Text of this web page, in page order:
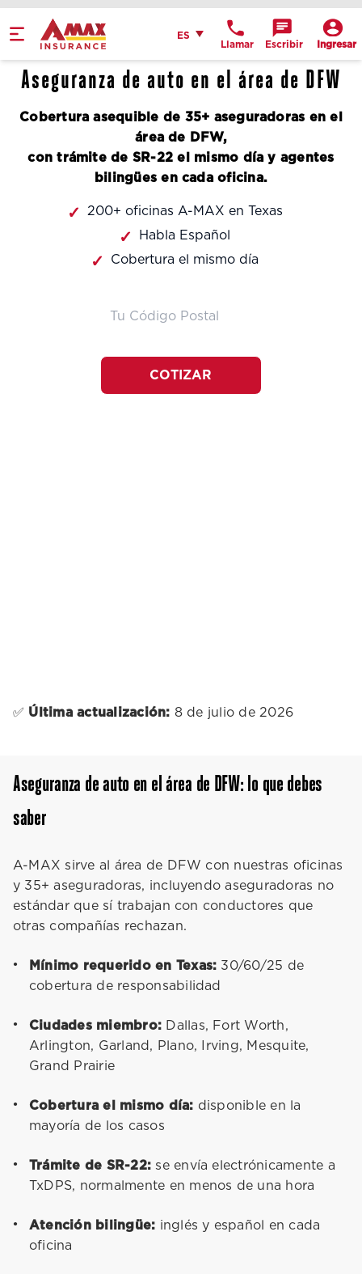
Obtén indicaciones
Detalles de la
ubicación
Home
ESEspañol
Llamar Escribir Ingresar
Aseguranza de auto en el área de DFW
Cobertura asequible de 35+ aseguradoras en el
área de DFW,
con trámite de SR-22 el mismo día y agentes
bilingües en cada oficina.
200+ oficinas A-MAX en Texas
Habla Español
Cobertura el mismo día
COTIZAR
✅ Última actualización: 8 de julio de 2026
Aseguranza de auto en el área de DFW: lo que debes
saber
A-MAX sirve al área de DFW con nuestras oficinas
y 35+ aseguradoras, incluyendo aseguradoras no
estándar que sí trabajan con conductores que
otras compañías rechazan.
Mínimo requerido en Texas: 30/60/25 de
cobertura de responsabilidad
Ciudades miembro: Dallas, Fort Worth,
Arlington, Garland, Plano, Irving, Mesquite,
Grand Prairie
Cobertura el mismo día: disponible en la
mayoría de los casos
Trámite de SR-22: se envía electrónicamente a
TxDPS, normalmente en menos de una hora
Atención bilingüe: inglés y español en cada
oficina